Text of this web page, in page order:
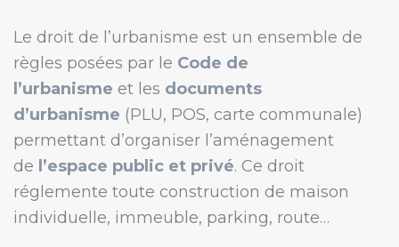
Le droit de l’urbanisme est un ensemble de
règles posées par le Code de
l’urbanisme et les documents
d’urbanisme (PLU, POS, carte communale)
permettant d’organiser l’aménagement
de l’espace public et privé. Ce droit
réglemente toute construction de maison
individuelle, immeuble, parking, route…